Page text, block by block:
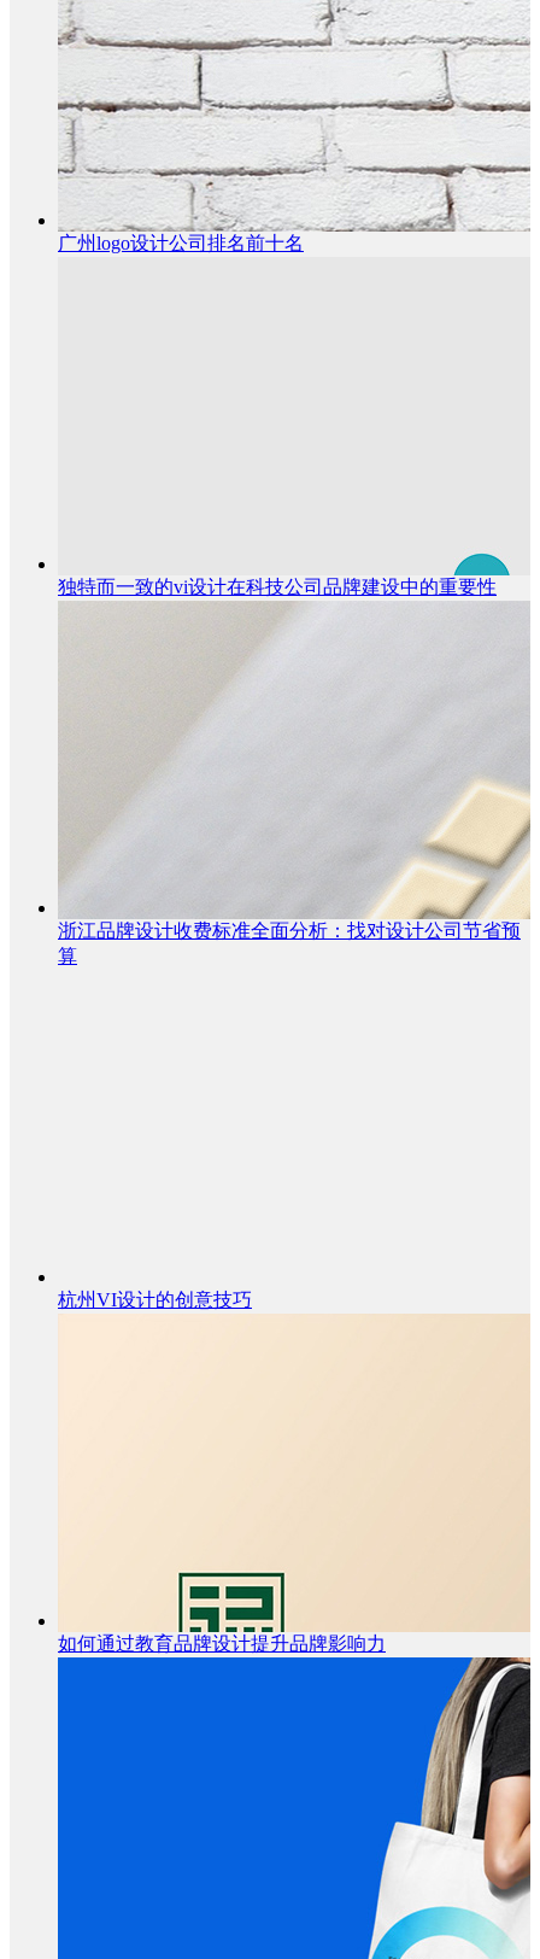
广州logo设计公司排名前十名
独特而一致的vi设计在科技公司品牌建设中的重要性
浙江品牌设计收费标准全面分析：找对设计公司节省预
算
杭州VI设计的创意技巧
如何通过教育品牌设计提升品牌影响力